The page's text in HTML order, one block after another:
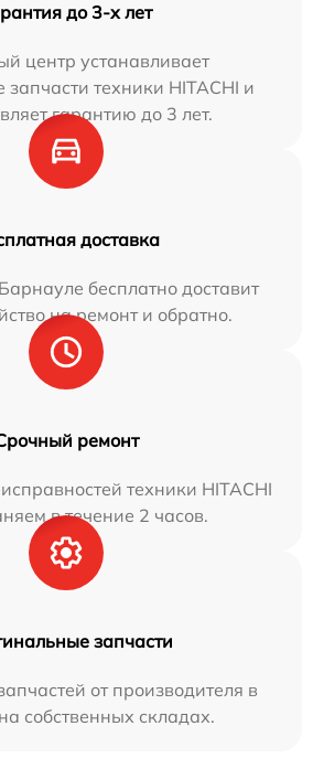
до 3-х лет
центр устанавливает
техники HITACHI и
гарантию до 3 лет.
доставка
бесплатно доставит
на ремонт и обратно.
ремонт
техники HITACHI
в течение 2 часов.
запчасти
от производителя в
собственных складах.